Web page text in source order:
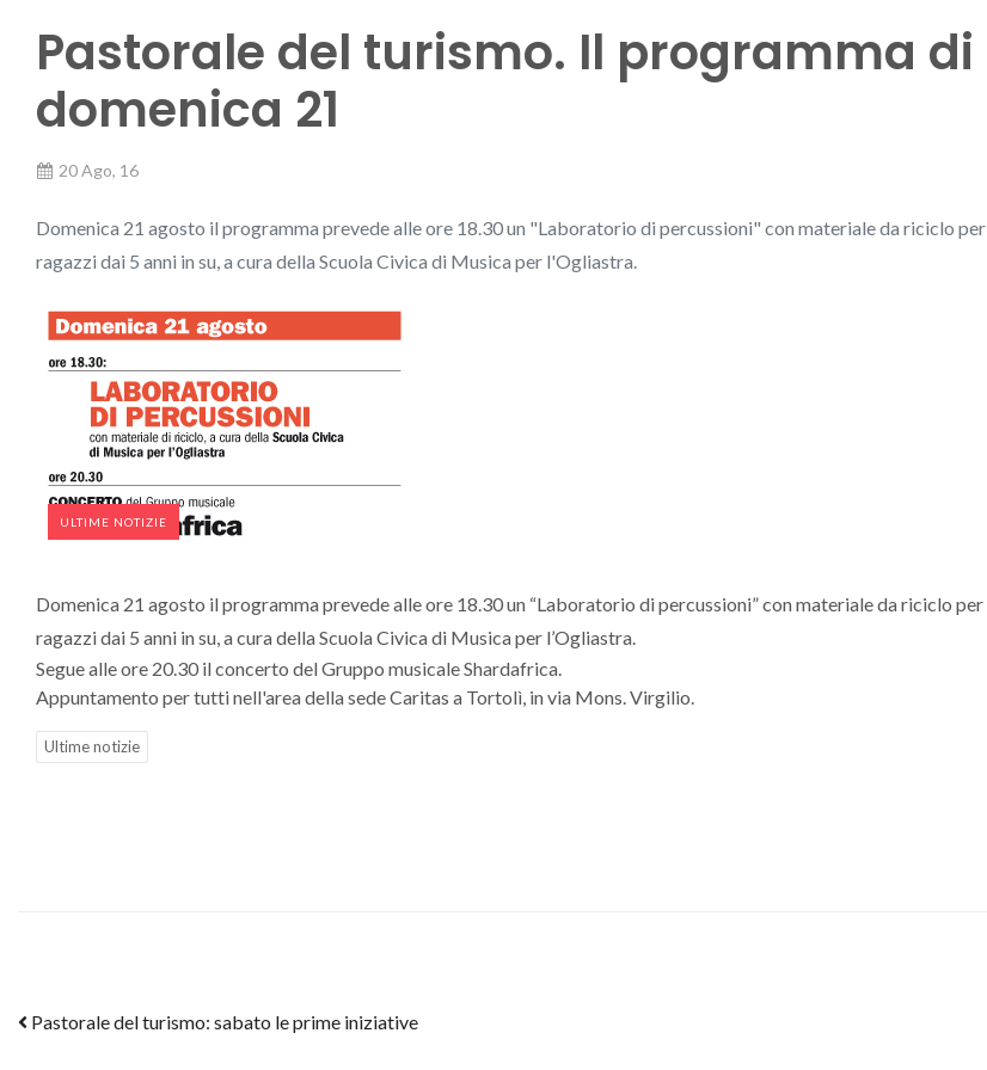
Pastorale del turismo. Il programma di
domenica 21
20 Ago, 16
Domenica 21 agosto il programma prevede alle ore 18.30 un "Laboratorio di percussioni" con materiale da riciclo per
ragazzi dai 5 anni in su, a cura della Scuola Civica di Musica per l'Ogliastra.
ULTIME NOTIZIE
Domenica 21 agosto il programma prevede alle ore 18.30 un “Laboratorio di percussioni” con materiale da riciclo per
ragazzi dai 5 anni in su, a cura della Scuola Civica di Musica per l’Ogliastra.
Segue alle ore 20.30 il concerto del Gruppo musicale Shardafrica.
Appuntamento per tutti nell'area della sede Caritas a Tortolì, in via Mons. Virgilio.
Ultime notizie
Post navigation
Pastorale del turismo: sabato le prime iniziative